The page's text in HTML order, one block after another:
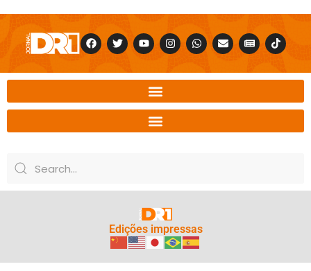
Edições impressas